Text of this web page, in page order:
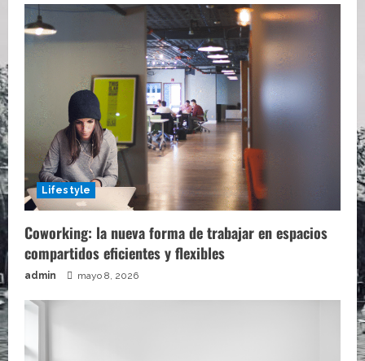
Lifestyle
Coworking: la nueva forma de trabajar en espacios
compartidos eficientes y flexibles
admin mayo 8, 2026